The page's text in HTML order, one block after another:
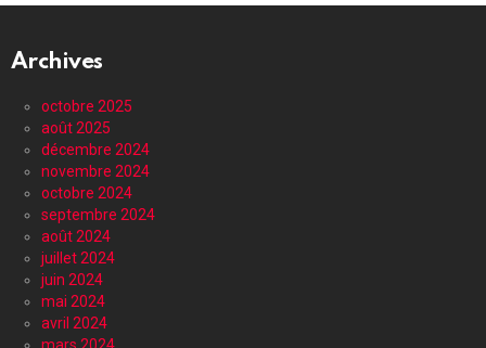
Archives
octobre 2025
août 2025
décembre 2024
novembre 2024
octobre 2024
septembre 2024
août 2024
juillet 2024
juin 2024
mai 2024
avril 2024
mars 2024